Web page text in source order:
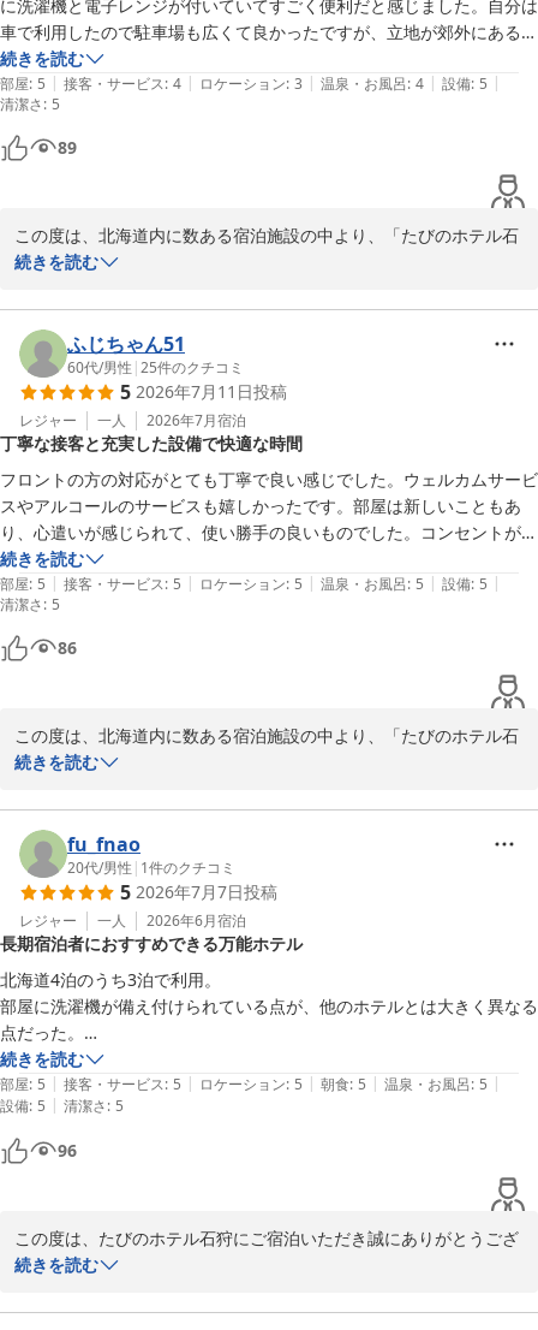
白樺の湯 たびのホテル石狩
2026-07-25
に洗濯機と電子レンジが付いていてすごく便利だと感じました。自分は
車で利用したので駐車場も広くて良かったですが、立地が郊外にあるの
でバスの便は良いらしいが、車が無いと不便な場所だと思いました。
続きを読む
部屋: 5 | 接客・サービス: 4 | ロケーション: 3 | 温泉・お風呂: 4 | 設備: 5 |
清潔さ: 5
89
この度は、北海道内に数ある宿泊施設の中より、「たびのホテル石
狩」に
お褒めのお言葉を賜り、大変嬉しい限りでございます。
当館は、全室に冷凍機能付き冷蔵庫、洗濯機、電子レンジを備え付
けております。
長期滞在の方はもちろんのこと、リフレッシュ等で単泊の方も、
お荷物を減らしてお気軽にご宿泊頂けます。
大浴場に加え、15時ウェルカムカフェ、18時ハッピーバー、
そして21時数量限定ですがたびの出汁茶漬けをご提供しておりま
す。
ご宿泊の方皆様がご利用頂けますので、是非ご利用下さいませ。
ご来館に関しましては、土地柄ご不便をお掛けしております。
限られたお時間の中、当館への口コミをご投稿頂き、誠にありがと
再度北海道内でのご宿泊機会がございましたら、当館をご用命頂け
ますと幸いでございます。
またのご来館、従業員一同心よりお待ちしております。
たびのホテル石狩　支配人
白樺の湯 たびのホテル石狩
2026-07-16
続きを読む
ふじちゃん51
60代/男性 |25件のクチコミ
5 2026年7月11日投稿
レジャー 一人 2026年7月宿泊
丁寧な接客と充実した設備で快適な時間
フロントの方の対応がとても丁寧で良い感じでした。ウェルカムサービ
スやアルコールのサービスも嬉しかったです。部屋は新しいこともあ
り、心遣いが感じられて、使い勝手の良いものでした。コンセントがあ
ちこちにあるのが便利です。室内に洗濯機、電子レンジがあるのは、本
当にありがたいものでした。大浴場も広々していて心地良かったです。
次回は是非連泊で利用したいと思います。
続きを読む
部屋: 5 | 接客・サービス: 5 | ロケーション: 5 | 温泉・お風呂: 5 | 設備: 5 |
清潔さ: 5
86
この度は、北海道内に数ある宿泊施設の中より、「たびのホテル石
狩」に、
満点の評価を賜り、光栄に存じます。
接客、お部屋、フリーサービスと数々のお褒めのお言葉も頂戴し、
大変嬉しい限りでございます。
当館では、長期でのご連泊でも快適にお過ごし頂けるよう、
全室に冷凍庫付き冷蔵庫、電子レンジ、洗濯機を備え付けておりま
す。
ビジネス、レジャーどちらでも、お荷物を減らして快適にご移動、
ご宿泊することが可能でございます。
是非お役立てくださいませ。
限られたお時間の中、当館への口コミをご投稿頂き、誠にありがと
またお会いできる日が来ることを、従業員一同心よりお待ちしてお
ります。
続きを読む
fu_fnao
20代/男性 | 1件のクチコミ
5 2026年7月7日投稿
レジャー 一人 2026年6月宿泊
長期宿泊者におすすめできる万能ホテル
北海道4泊のうち3泊で利用。
部屋に洗濯機が備え付けられている点が、他のホテルとは大きく異なる
点だった。
毎日洗濯できるので、衣服は最小限だけで済んだのは大きかった。
また駐車場台数も多く、車でのアクセスには問題無し(その日の状況に
もよる)。
車でなくても近くにバス停があり、麻生や手稲など鉄道駅までバス移動
可能。
朝食もメニュー豊富で飽きなかったし、夜間帯のソフトドリンクサービ
スや夜食なども良かった。
大浴場もあってリラックスできた。
続きを読む
部屋: 5 | 接客・サービス: 5 | ロケーション: 5 | 朝食: 5 | 温泉・お風呂: 5 |
設備: 5 | 清潔さ: 5
96
この度は、たびのホテル石狩にご宿泊いただき誠にありがとうござ
います。また、ご多忙の中、温かいご感想をお寄せいただきました
北海道旅行の4泊のうち、3泊を当館でお過ごしいただけたとのこ
続きを読む